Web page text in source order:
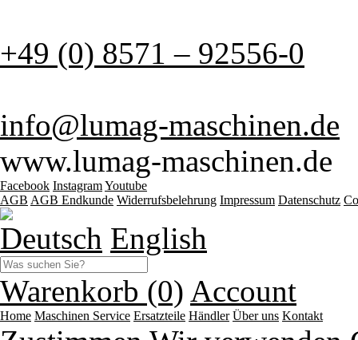
+49 (0) 8571 – 92556-0
info@lumag-maschinen.de
www.lumag-maschinen.de
Facebook InstagramYoutube
AGB AGB Endkunde Widerrufsbelehrung Impressum Datenschutz
Deutsch English
Warenkorb (0) Account
Home Maschinen Service Ersatzteile Händler Über uns Kontakt